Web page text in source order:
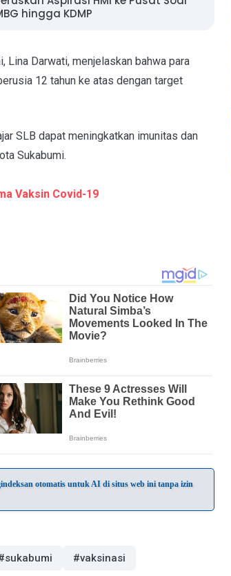
hingga KDMP
Lina Darwati, menjelaskan bahwa para
12 tahun ke atas dengan target
SLB dapat meningkatkan imunitas dan
Sukabumi.
Vaksin Covid-19
otomatis untuk AI di situs web ini tanpa izin
#vaksinasi